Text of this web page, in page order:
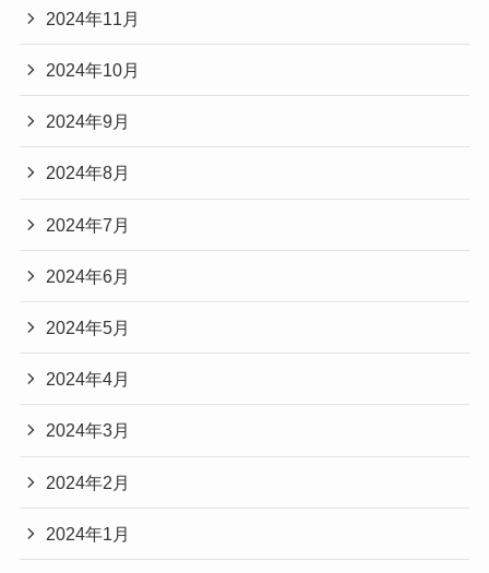
2024年11月
2024年10月
2024年9月
2024年8月
2024年7月
2024年6月
2024年5月
2024年4月
2024年3月
2024年2月
2024年1月